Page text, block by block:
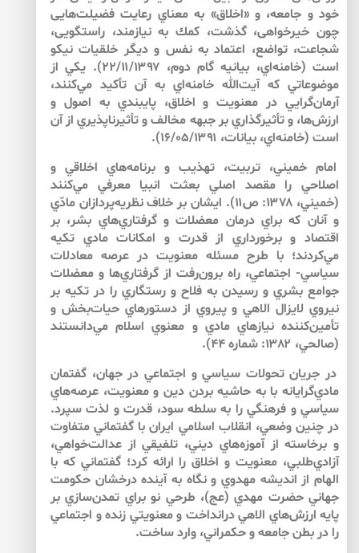
خود و جامعه، و «اخلاق» به معناي رعايت فضيلت‌هايى
چون خيرخواهى، گذشت، كمك به نيازمند، راستگويى،
شجاعت، تواضع، اعتماد به نفس و ديگر خلقيات نيكو
است (خامنه‌اي، بيانيه گام دوم، ۲۲/۱۱/۱۳۹۷). يكي از
موضوعاتي كه آيت‌الله خامنه‌اي به آن تأكيد مي‌كنند،
آرمان‌گرايي در معنويت و اخلاق، پايبندي به اصول و
ارزش‌ها، و تأثيرگذاري بر جبهه مخالف و تأثيرناپذيري از آن
است (خامنه‌اي، بيانات، ۱۶/۰۵/۱۳۹۱).
امام خميني، تربيت، تهذيب و برنامه‌هاي اخلاقي و
اصلاحي را مقصد اصلي بعثت انبيا معرفي مي‌كنند
(خميني، ۱۳۷۸: ص۱۱). ايشان بر خلاف نظريه‌پردازان مادّي
و آنان كه براي درمان معضلات و گرفتاري‌‌‌‌هاي بشر، بر
اقتصاد و برخورداري از قدرت و امكانات مادي تكيه
مي‌‌‌‌كردند؛ با طرح مسئله معنويت در عرصه معادلات
سياسي- اجتماعي، راه برون‌رفت از گرفتاري‌‌‌ها و معضلات
جوامع بشري و رسيدن به فلاح و رستگاري را در تكيه بر
نيروي لايزال الاهي و پيروي از دستورهاي حيات‌بخش و
تأمين‌كننده نيازهاي مادي و معنوي اسلام مي‌دانستند
(صالحي، ۱۳۸۲: شماره ۴۴).
در جريان تحولات سياسي و اجتماعي در جهان، گفتمان
مادي‌گرايانه با به حاشيه‌ بردن دين و معنويت، عرصه‌هاي
سياسي و فرهنگي را به سلطه سود، قدرت و لذت سپرد.
در چنين وضعي، انقلاب اسلامي ايران با گفتماني متفاوت
و برخاسته از آموزه‌هاي ديني، تلفيقي از عدالت‌خواهي،
آزادي‌طلبي، معنويت و اخلاق را ارائه كرد؛ گفتماني كه با
الهام از انديشه مهدوي و نگاه به آينده‌ درخشان حكومت
جهاني حضرت مهدي (عج)، طرحي نو براي تمدن‌سازي بر
پايه ارزش‌هاي الاهي درانداخت و معنويتي زنده و اجتماعي
را در بطن جامعه و حكمراني، وارد ساخت.